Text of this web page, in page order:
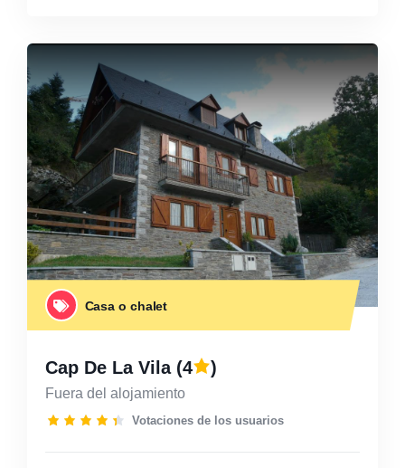
Casa o chalet
Cap De La Vila(4 )
Fuera del alojamiento
Votaciones de los usuarios